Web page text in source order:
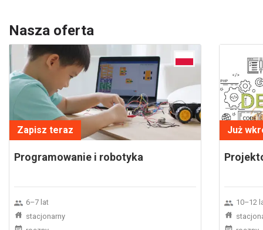
Nasza oferta
Zapisz teraz
Programowanie i robotyka
6–7 lat
stacjonarny
Już
10–12